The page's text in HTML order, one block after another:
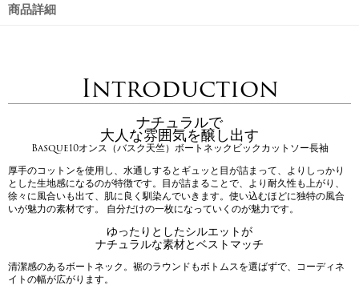
商品詳細
Introduction
ナチュラルで
大人な雰囲気を醸し出す
Basque10オンス（バスク天竺）ボートネックビックカットソー長袖
厚手のコットンを使用し、水通しするとギュッと目が詰まって、よりしっかり
とした生地感になるのが特徴です。目が詰まることで、より耐久性も上がり、
徐々に風合いも出て、肌に良く馴染んでいきます。使い込むほどに独特の風合
いが魅力の素材です。 自分だけの一枚になっていくのが魅力です。
ゆったりとしたシルエットが
ナチュラルな素材とベストマッチ
清潔感のあるボートネック。裾のラウンドもボトムスを選ばずで、コーディネ
イトの幅が広がります。